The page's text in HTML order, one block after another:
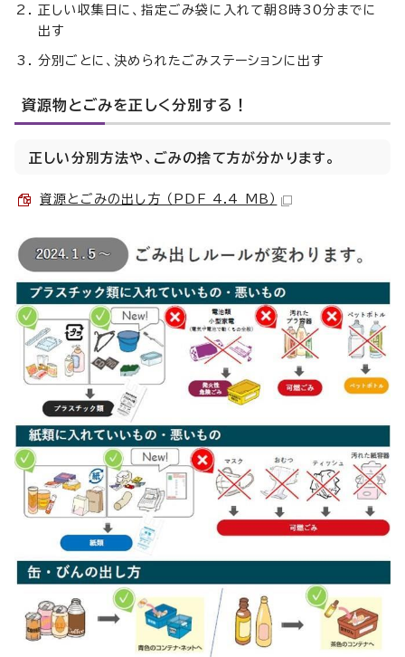
正しい収集日に、指定ごみ袋に入れて朝8時30分までに
出す
分別ごとに、決められたごみステーションに出す
資源物とごみを正しく分別する！
正しい分別方法や、ごみの捨て方が分かります。
資源とごみの出し方 （PDF 4.4 MB）